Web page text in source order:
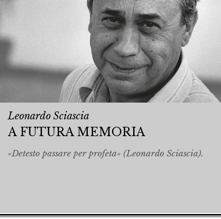
Leonardo Sciascia
A FUTURA MEMORIA
«Detesto passare per profeta» (Leonardo Sciascia).